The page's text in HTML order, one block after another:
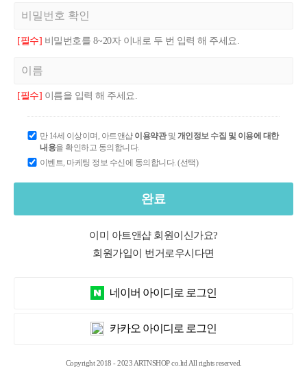
[필수] 비밀번호를 8~20자 이내로 두 번 입력 해 주세요.
[필수] 이름을 입력 해 주세요.
만 14세 이상이며, 아트앤샵 이용약관및 개인정보 수집 및 이용에 대한
내용을 확인하고 동의합니다.
이벤트, 마케팅 정보 수신에 동의합니다. (선택)
완료
이미 아트앤샵 회원이신가요?
회원가입이 번거로우시다면
네이버 아이디로 로그인
카카오 아이디로 로그인
Copyright 2018 - 2023 ARTNSHOP co.ltd All rights reserved.